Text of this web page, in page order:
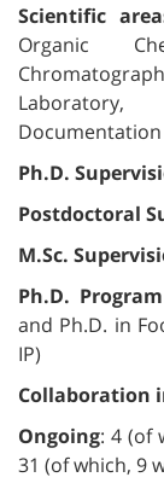
Scientific
Organic
Ph.D.
Postdoctoral
M.Sc.
Ph.D.
and Ph.D. in
IP)
Collaboration
Ongoing: 4 (of
31 (of which, 9